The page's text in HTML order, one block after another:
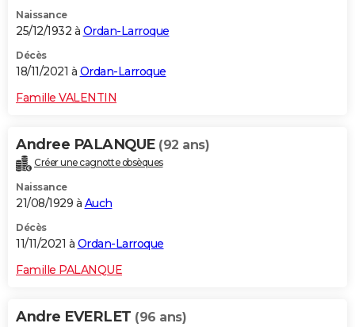
Naissance
25/12/1932 à Ordan-Larroque
Décès
18/11/2021 à Ordan-Larroque
Famille VALENTIN
Andree PALANQUE (92 ans)
Créer une cagnotte obsèques
Naissance
21/08/1929 à Auch
Décès
11/11/2021 à Ordan-Larroque
Famille PALANQUE
Andre EVERLET (96 ans)